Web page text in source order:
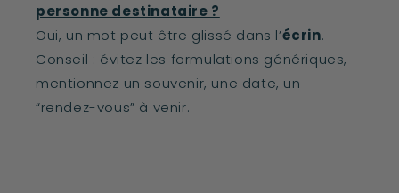
personne destinataire ?
Oui, un mot peut être glissé dans l’écrin.
Conseil : évitez les formulations génériques,
mentionnez un souvenir, une date, un
“rendez-vous” à venir.